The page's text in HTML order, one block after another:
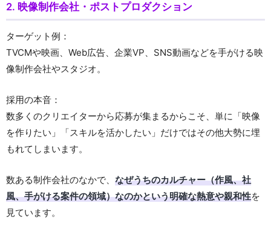
2. 映像制作会社・ポストプロダクション
ターゲット例：
TVCMや映画、Web広告、企業VP、SNS動画などを手がける映
像制作会社やスタジオ。
採用の本音：
数多くのクリエイターから応募が集まるからこそ、単に「映像
を作りたい」「スキルを活かしたい」だけではその他大勢に埋
もれてしまいます。
数ある制作会社のなかで、 なぜうちのカルチャー（作風、社
風、手がける案件の領域）なのかという明確な熱意や親和性を
見ています。